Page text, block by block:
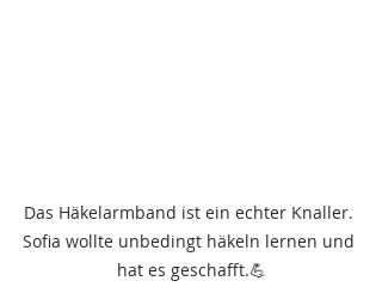
Das Häkelarmband ist ein echter Knaller.
Sofia wollte unbedingt häkeln lernen und
hat es geschafft.💪